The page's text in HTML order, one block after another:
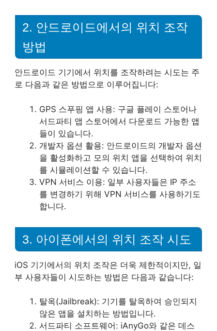
2. 안드로이드에서의 위치 조작
방법
안드로이드 기기에서 위치를 조작하려는 시도는 주
로 다음과 같은 방법으로 이루어집니다:
GPS 스푸핑 앱 사용: 구글 플레이 스토어나
서드파티 앱 스토어에서 다운로드 가능한 앱
들이 있습니다.
개발자 옵션 활용: 안드로이드의 개발자 옵션
을 활성화하고 모의 위치 앱을 선택하여 위치
를 시뮬레이션할 수 있습니다.
VPN 서비스 이용: 일부 사용자들은 IP 주소
를 변경하기 위해 VPN 서비스를 사용하기도
합니다.
3. 아이폰에서의 위치 조작 시도
iOS 기기에서의 위치 조작은 더욱 제한적이지만, 일
부 사용자들이 시도하는 방법은 다음과 같습니다:
탈옥(Jailbreak): 기기를 탈옥하여 승인되지
않은 앱을 설치하는 방법입니다.
서드파티 소프트웨어: iAnyGo와 같은 데스